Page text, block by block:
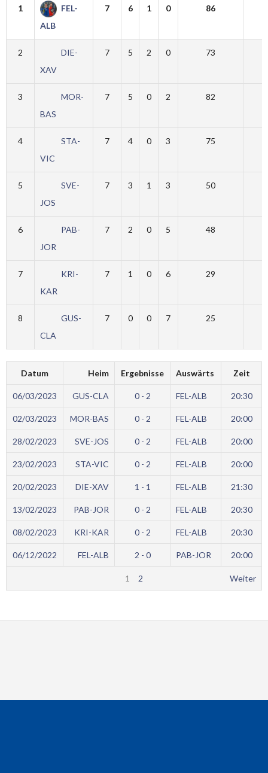
1
FEL-
ALB
7 6 1 0 86
2
DIE-
XAV
7 5 2 0 73
3
MOR-
BAS
7 5 0 2 82
4
STA-
VIC
7 4 0 3 75
5
SVE-
JOS
7 3 1 3 50
6
PAB-
JOR
7 2 0 5 48
7
KRI-
KAR
7 1 0 6 29
8
GUS-
CLA
7 0 0 7 25
Datum Heim Ergebnisse Auswärts Zeit
06/03/2023 GUS-CLA 0 - 2 FEL-ALB 20:30
02/03/2023 MOR-BAS 0 - 2 FEL-ALB 20:00
28/02/2023 SVE-JOS 0 - 2 FEL-ALB 20:00
23/02/2023 STA-VIC 0 - 2 FEL-ALB 20:00
20/02/2023 DIE-XAV 1 - 1 FEL-ALB 21:30
13/02/2023 PAB-JOR 0 - 2 FEL-ALB 20:30
08/02/2023 KRI-KAR 0 - 2 FEL-ALB 20:30
06/12/2022 FEL-ALB 2 - 0 PAB-JOR 20:00
1 2 Weiter